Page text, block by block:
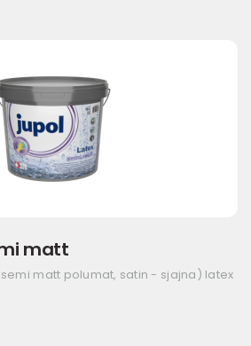
matt
matt polumat, satin - sjajna) latex